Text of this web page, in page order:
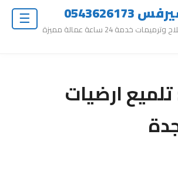
24 ساعة عمالة مميزة
ارضيات